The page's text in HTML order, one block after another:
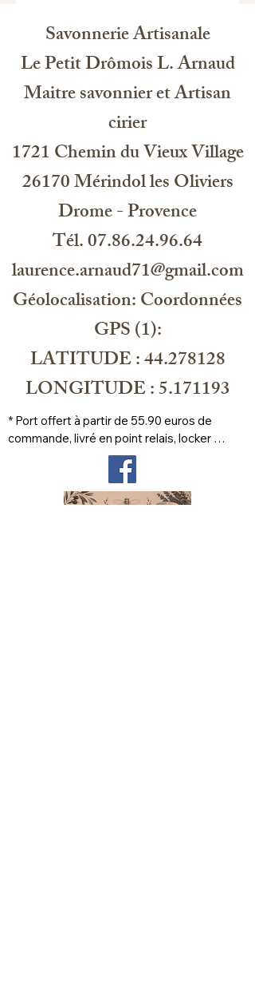
Savonnerie Artisanale
Le Petit Drômois L. Arnaud
Maitre savonnier et Artisan
cirier
1721 Chemin du Vieux Village
26170 Mérindol les Oliviers
Drome - Provence
Tél. 07.86.24.96.64
laurence.arnaud71@gmail.com
Géolocalisation: Coordonnées
GPS (1):
LATITUDE : 44.278128
LONGITUDE : 5.171193
* Port offert à partir de 55.90 euros de
commande, livré en point relais, locker